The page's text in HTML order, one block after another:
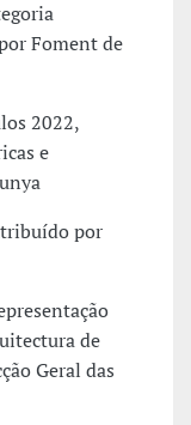
Foment de
2022,
e
por
de
Geral das